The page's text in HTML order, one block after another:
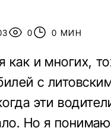
0 0 МИН
как и многих,
с
эти
Но я